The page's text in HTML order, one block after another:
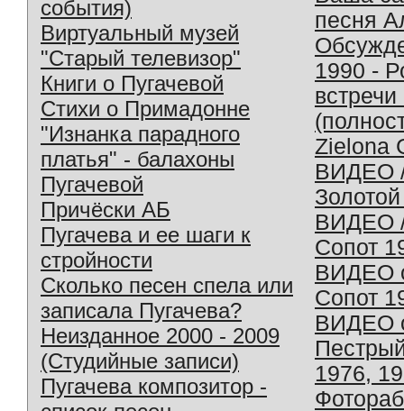
события)
Виртуальный музей
"Старый телевизор"
Книги о Пугачевой
Стихи о Примадонне
"Изнанка парадного
платья" - балахоны
Пугачевой
Причёски АБ
Пугачева и ее шаги к
стройности
Сколько песен спела или
записала Пугачева?
Неизданное 2000 - 2009
(Студийные записи)
Пугачева композитор -
песня
1990 -
Zielona
ВИДЕО
ВИДЕО
Сопот
ВИДЕО
Сопот
ВИДЕО
1976,